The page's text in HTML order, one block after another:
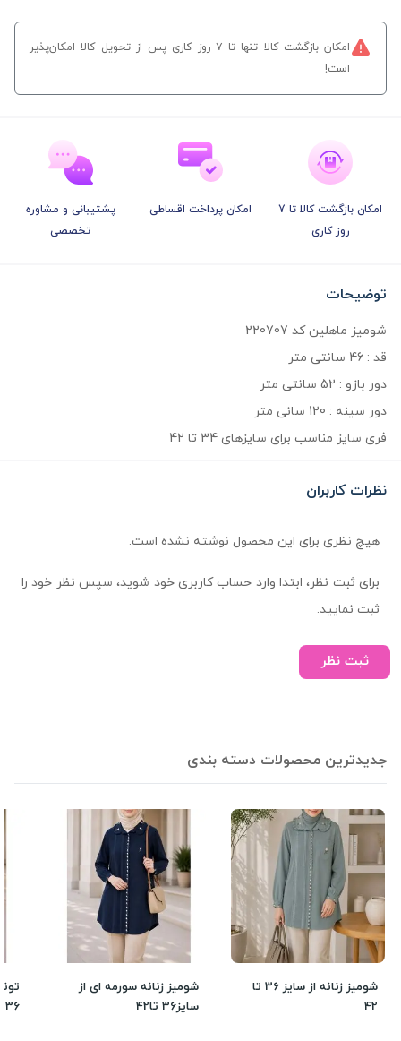
امکان بازگشت کالا تنها تا ۷ روز کاری پس از تحویل کالا امکان‌پذیر
است!
امکان بازگشت کالا تا 7
روز کاری
امکان پرداخت اقساطی
پشتیبانی و مشاوره
تخصصی
توضیحات
شومیز ماهلین کد 220707
قد : 46 سانتی متر
دور بازو : 52 سانتی متر
دور سینه : 120 سانی متر
فری سایز مناسب برای سایزهای 34 تا 42
نظرات کاربران
هیچ نظری برای این محصول نوشته نشده است.
برای ثبت نظر، ابتدا وارد حساب کاربری خود شوید، سپس نظر خود را
ثبت نمایید.
ثبت نظر
جدیدترین محصولات دسته بندی
شومیز زنانه از سایز 36 تا
42
شومیز زنانه سورمه ای از
سایز36 تا42
36تا42